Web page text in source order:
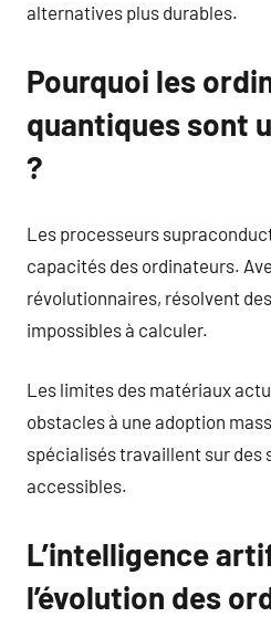
alternatives plus durables.
Pourquoi les
quantiques sont
?
Les processeurs
capacités des ordinateurs.
révolutionnaires, résolvent
impossibles à calculer.
Les limites des matériaux
obstacles à une adoption
spécialisés travaillent sur des
accessibles.
L’intelligence
l’évolution des